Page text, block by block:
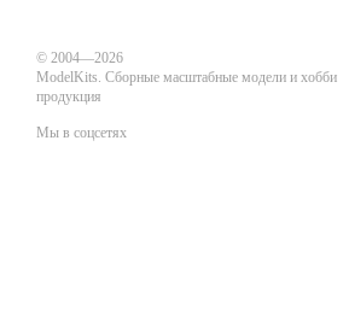
© 2004—2026
ModelKits. Сборные масштабные модели и хобби
продукция
Мы в соцсетях